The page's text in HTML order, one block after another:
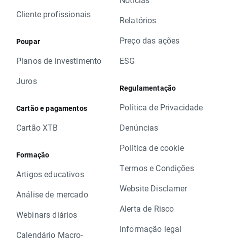
Cliente profissionais
Poupar
Planos de investimento
Juros
Cartão e pagamentos
Cartão XTB
Formação
Artigos educativos
Análise de mercado
Webinars diários
Calendário Macro-
Relatórios
Preço das ações
ESG
Regulamentação
Política de Privacidade
Denúncias
Política de cookie
Termos e Condições
Website Disclamer
Alerta de Risco
Informação legal